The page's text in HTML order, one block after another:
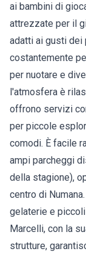
ai bambini di
attrezzate per il
adatti ai gusti dei
costantemente
per nuotare e
l'atmosfera è
offrono servizi
per piccole
comodi. È facile
ampi parcheggi
della stagione),
centro di
gelaterie e
Marcelli, con la
strutture,